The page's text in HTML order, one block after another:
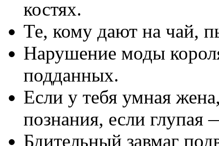
костях.
Те, кому дают на чай,
Нарушение моды
подданных.
Если у тебя умная
познания, если глупая
Бдительный завмаг